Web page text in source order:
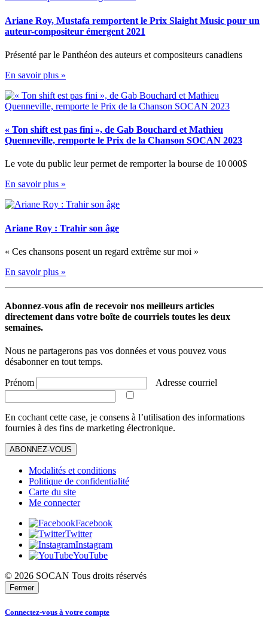
Ariane Roy, Mustafa remportent le Prix Slaight Music pour un
auteur-compositeur émergent 2021
Présenté par le Panthéon des auteurs et compositeurs canadiens
En savoir plus »
« Ton shift est pas fini », de Gab Bouchard et Mathieu
Quenneville, remporte le Prix de la Chanson SOCAN 2023
Le vote du public leur permet de remporter la bourse de 10 000$
En savoir plus »
Ariane Roy : Trahir son âge
« Ces chansons posent un regard extrême sur moi »
En savoir plus »
Abonnez-vous afin de recevoir nos meilleurs articles
directement dans votre boîte de courriels toutes les deux
semaines.
Nous ne partagerons pas vos données et vous pouvez vous
désabonner en tout temps.
Prénom Adresse courriel
En cochant cette case, je consens à l’utilisation des informations
fournies à des fins de marketing électronique.
ABONNEZ-VOUS
Modalités et conditions
Politique de confidentialité
Carte du site
Me connecter
Facebook
Twitter
Instagram
YouTube
© 2026 SOCAN Tous droits réservés
Fermer
Connectez-vous à votre compte